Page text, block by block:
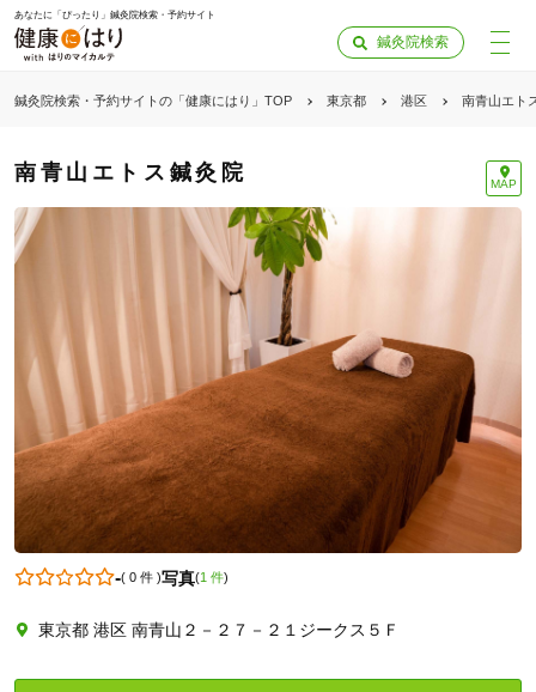
あなたに「ぴったり」鍼灸院検索・予約サイト
鍼灸院検索
鍼灸院検索・予約サイトの「健康にはり」TOP 東京都 港区 南青山エト
南青山エトス鍼灸院 MAP
-( 0 件)写真(1 件)
東京都 港区 南青山２－２７－２１ジークス５Ｆ
「健康にはりを見た」
0364349780